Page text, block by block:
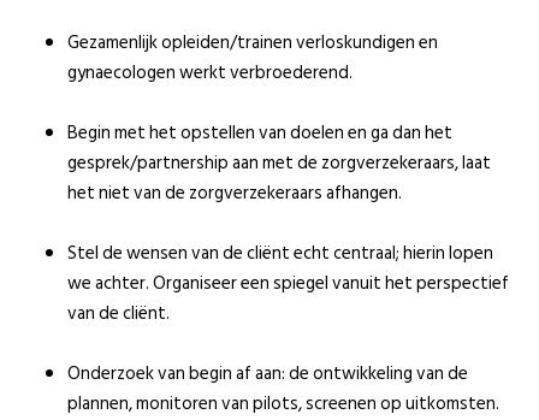
Gezamenlijk opleiden/trainen verloskundigen en
gynaecologen werkt verbroederend.
Begin met het opstellen van doelen en ga dan het
gesprek/partnership aan met de zorgverzekeraars, laat
het niet van de zorgverzekeraars afhangen.
Stel de wensen van de cliënt echt centraal; hierin lopen
we achter. Organiseer een spiegel vanuit het perspectief
van de cliënt.
Onderzoek van begin af aan: de ontwikkeling van de
plannen, monitoren van pilots, screenen op uitkomsten.